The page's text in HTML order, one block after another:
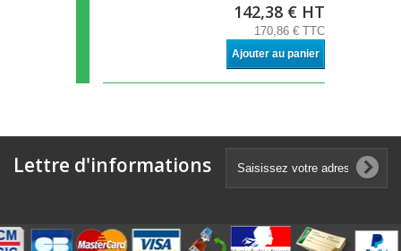
142,38 € HT
170,86 € TTC
Ajouter au panier
Lettre d'informations